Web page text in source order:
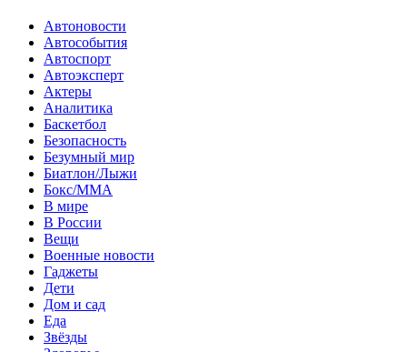
Автоновости
Автособытия
Автоспорт
Автоэксперт
Актеры
Аналитика
Баскетбол
Безопасность
Безумный мир
Биатлон/Лыжи
Бокс/MMA
В мире
В России
Вещи
Военные новости
Гаджеты
Дети
Дом и сад
Еда
Звёзды